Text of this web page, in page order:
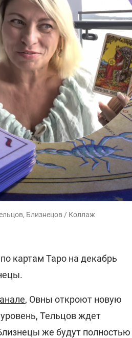
Близнецов / Коллаж
картам Таро на декабрь
, Овны откроют новую
Тельцов ждет
же будут полностью